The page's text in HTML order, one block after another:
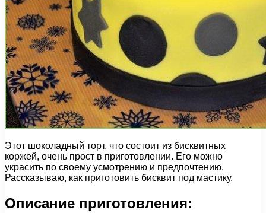
Этот шоколадный торт, что состоит из бисквитных
коржей, очень прост в приготовлении. Его можно
украсить по своему усмотрению и предпочтению.
Рассказываю, как приготовить бисквит под мастику.
Описание приготовления: